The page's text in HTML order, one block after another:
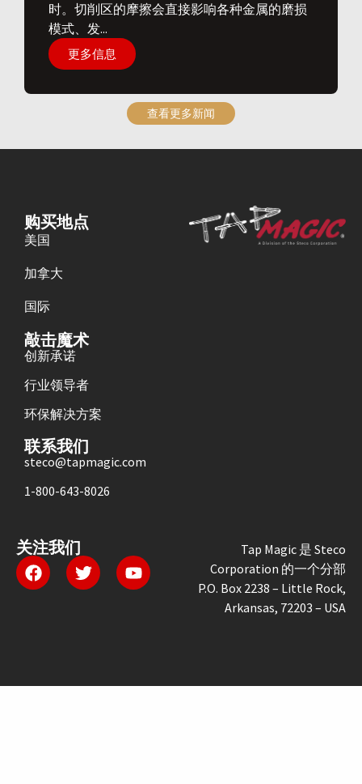
时。切削区的摩擦会直接影响各种金属的磨损
模式、发...
更多信息
查看更多新闻
购买地点
美国
加拿大
国际
敲击魔术
创新承诺
行业领导者
环保解决方案
联系我们
steco@tapmagic.com
1-800-643-8026
关注我们
Tap Magic 是 Steco
Corporation 的一个分部
P.O. Box 2238 – Little Rock,
Arkansas, 72203 – USA